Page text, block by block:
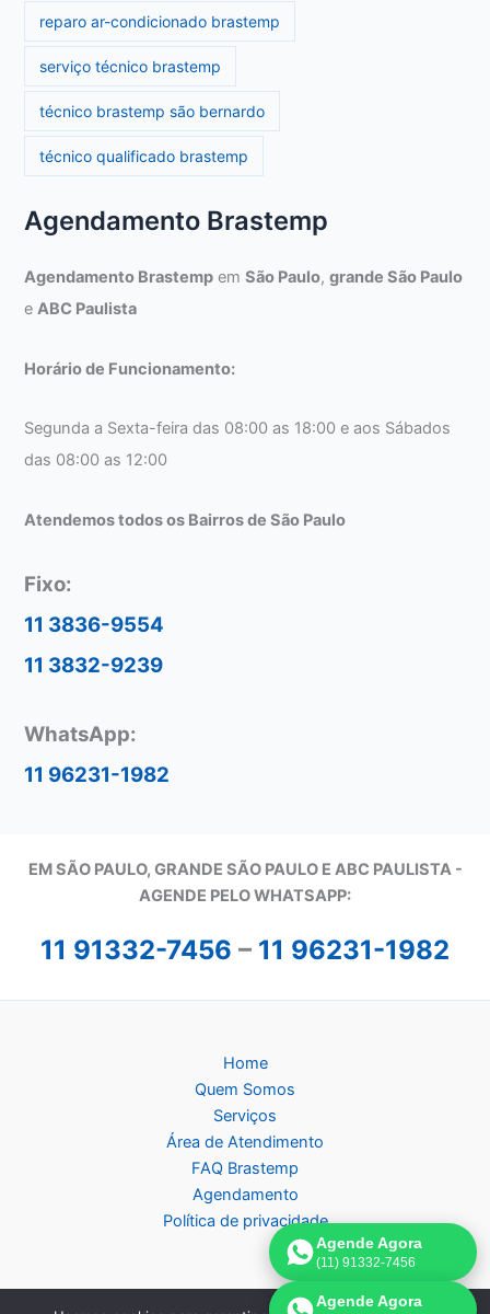
reparo ar-condicionado brastemp
serviço técnico brastemp
técnico brastemp são bernardo
técnico qualificado brastemp
Agendamento Brastemp
Agendamento Brastemp emSão Paulo,grande São Paulo
eABC Paulista
Horário de Funcionamento:
Segunda a Sexta-feira das 08:00 as 18:00 e aos Sábados
das 08:00 as 12:00
Atendemos todos os Bairros de São Paulo
Fixo:
11 3836-9554
11 3832-9239
WhatsApp:
11 96231-1982
EM SÃO PAULO, GRANDE SÃO PAULO E ABC PAULISTA -
AGENDE PELO WHATSAPP:
11 91332-7456 – 11 96231-1982
Home
Quem Somos
Serviços
Área de Atendimento
FAQ Brastemp
Agendamento
Política de privacidade
Agende Agora
(11) 91332-7456
Agende Agora